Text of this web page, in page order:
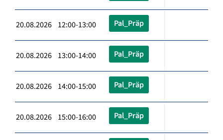
20.08.2026 12:00-13:00 Pal_Präp
20.08.2026 13:00-14:00 Pal_Präp
20.08.2026 14:00-15:00 Pal_Präp
20.08.2026 15:00-16:00 Pal_Präp